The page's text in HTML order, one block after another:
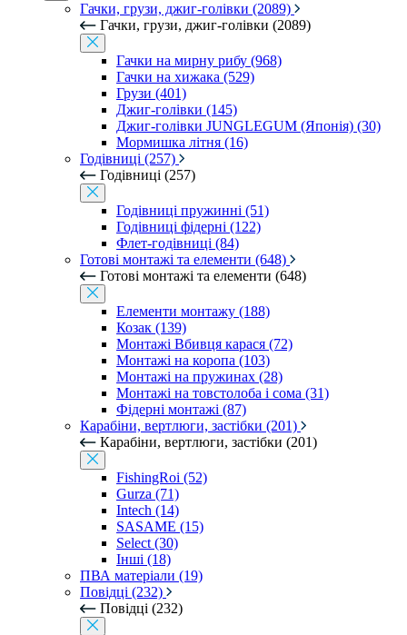
Гачки, грузи, джиг-голівки (2089)
Гачки, грузи, джиг-голівки (2089)
Гачки на мирну рибу (968)
Гачки на хижака (529)
Грузи (401)
Джиг-голівки (145)
Джиг-голівки JUNGLEGUM (Японія) (30)
Мормишка літня (16)
Годівниці (257)
Годівниці (257)
Годівниці пружинні (51)
Годівниці фідерні (122)
Флет-годівниці (84)
Готові монтажі та елементи (648)
Готові монтажі та елементи (648)
Елементи монтажу (188)
Козак (139)
Монтажі Вбивця карася (72)
Монтажі на коропа (103)
Монтажі на пружинах (28)
Монтажі на товстолоба і сома (31)
Фідерні монтажі (87)
Карабіни, вертлюги, застібки (201)
Карабіни, вертлюги, застібки (201)
FishingRoi (52)
Gurza (71)
Intech (14)
SASAME (15)
Select (30)
Інші (18)
ПВА матеріали (19)
Повідці (232)
Повідці (232)